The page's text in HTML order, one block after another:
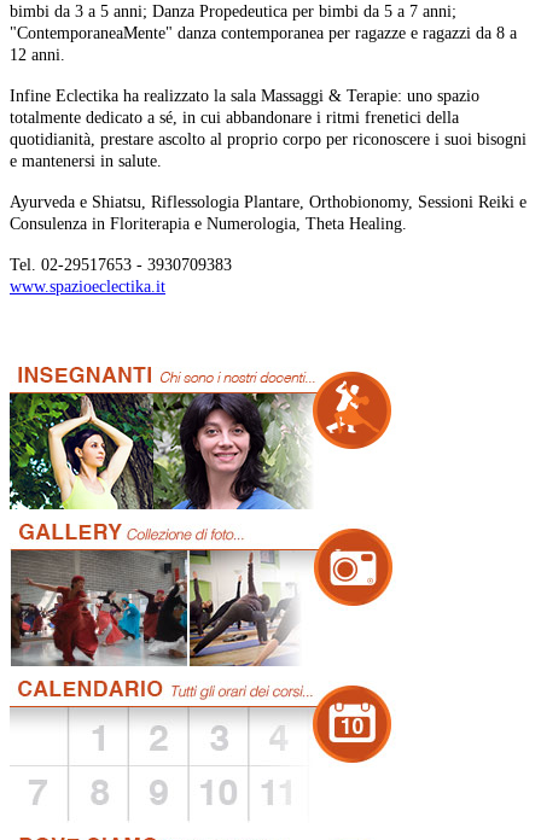
bimbi da 3 a 5 anni; Danza Propedeutica per bimbi da 5 a 7 anni;
"ContemporaneaMente" danza contemporanea per ragazze e ragazzi da 8 a
12 anni.
Infine Eclectika ha realizzato la sala Massaggi & Terapie: uno spazio
totalmente dedicato a sé, in cui abbandonare i ritmi frenetici della
quotidianità, prestare ascolto al proprio corpo per riconoscere i suoi bisogni
e mantenersi in salute.
Ayurveda e Shiatsu, Riflessologia Plantare, Orthobionomy, Sessioni Reiki e
Consulenza in Floriterapia e Numerologia, Theta Healing.
Tel. 02-29517653 - 3930709383
www.spazioeclectika.it